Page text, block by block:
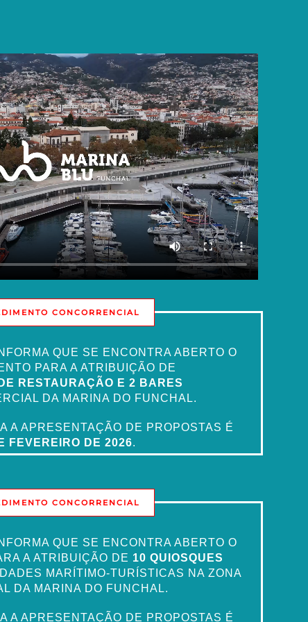
CONCORRENCIAL
QUE SE ENCONTRA ABERTO O
PARA A ATRIBUIÇÃO DE
RESTAURAÇÃO E 2 BARES
DA MARINA DO FUNCHAL.
A APRESENTAÇÃO DE PROPOSTAS É
FEVEREIRO DE 2026.
CONCORRENCIAL
QUE SE ENCONTRA ABERTO O
A ATRIBUIÇÃO DE 10 QUIOSQUES
MARÍTIMO‑TURÍSTICAS NA ZONA
DA MARINA DO FUNCHAL.
A APRESENTAÇÃO DE PROPOSTAS É